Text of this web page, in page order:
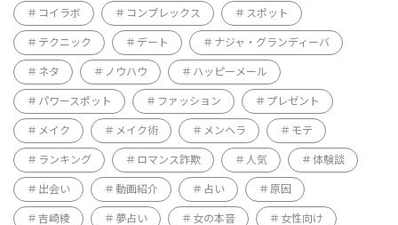
コイラボ コンプレックス スポット
テクニック デート ナジャ・グランディーバ
ネタ ノウハウ ハッピーメール
パワースポット ファッション プレゼント
メイク メイク術 メンヘラ モテ
ランキング ロマンス詐欺 人気 体験談
出会い 動画紹介 占い 原因
吉崎綾 夢占い 女の本音 女性向け